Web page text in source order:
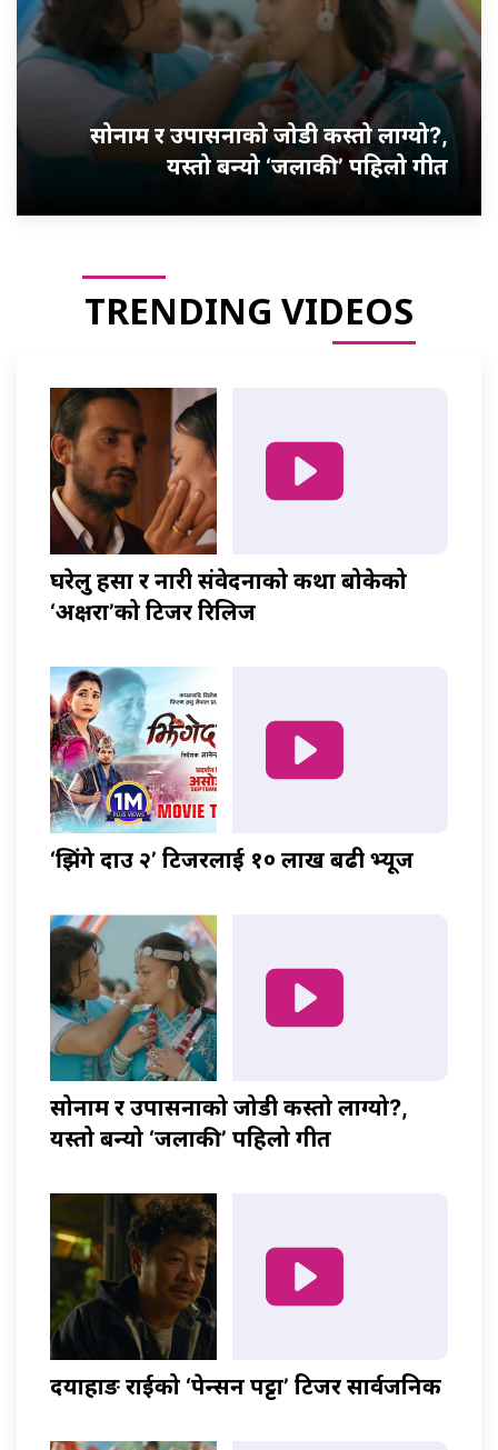
सोनाम र उपासनाको जोडी कस्तो लाग्यो?,
यस्तो बन्यो ‘जलाकी’ पहिलो गीत
TRENDING VIDEOS
घरेलु हिंसा र नारी संवेदनाको कथा बोकेको
‘अक्षरा’को टिजर रिलिज
‘झिंगे दाउ २’ टिजरलाई १० लाख बढी भ्यूज
सोनाम र उपासनाको जोडी कस्तो लाग्यो?,
यस्तो बन्यो ‘जलाकी’ पहिलो गीत
दयाहाङ राईको ‘पेन्सन पट्टा’ टिजर सार्वजनिक